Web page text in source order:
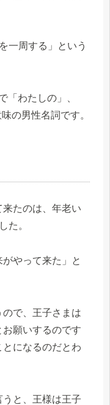
一周する」という
「わたしの」、
の男性名詞です。
たのは、年老い
た。
やって来た」と
で、王子さまは
願いするのです
になるのだとわ
と、王様は王子